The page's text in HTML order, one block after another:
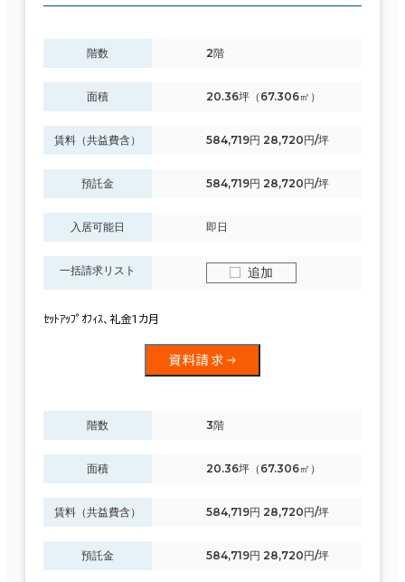
階数 2階
面積 20.36坪（67.306㎡）
賃料（共益費含） 584,719円 28,720円/坪
預託金 584,719円 28,720円/坪
入居可能日 即日
一括請求リスト 追加
ｾｯﾄｱｯﾌﾟｵﾌｨｽ、礼金1カ月
資料請求
階数 3階
面積 20.36坪（67.306㎡）
賃料（共益費含） 584,719円 28,720円/坪
預託金 584,719円 28,720円/坪